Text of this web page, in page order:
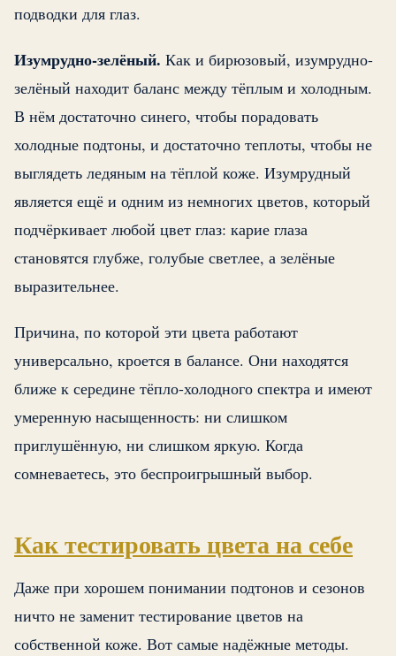
подводки для глаз.
Изумрудно-зелёный. Как и бирюзовый, изумрудно-
зелёный находит баланс между тёплым и холодным.
В нём достаточно синего, чтобы порадовать
холодные подтоны, и достаточно теплоты, чтобы не
выглядеть ледяным на тёплой коже. Изумрудный
является ещё и одним из немногих цветов, который
подчёркивает любой цвет глаз: карие глаза
становятся глубже, голубые светлее, а зелёные
выразительнее.
Причина, по которой эти цвета работают
универсально, кроется в балансе. Они находятся
ближе к середине тёпло-холодного спектра и имеют
умеренную насыщенность: ни слишком
приглушённую, ни слишком яркую. Когда
сомневаетесь, это беспроигрышный выбор.
Как тестировать цвета на себе
Даже при хорошем понимании подтонов и сезонов
ничто не заменит тестирование цветов на
собственной коже. Вот самые надёжные методы.